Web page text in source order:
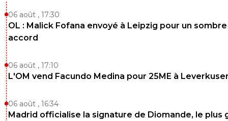
06 août , 17:30
OL : Malick Fofana envoyé à Leipzig pour un sombre
accord
06 août , 17:10
L'OM vend Facundo Medina pour 25ME à
06 août , 16:34
Madrid officialise la signature de Diomande, le plus